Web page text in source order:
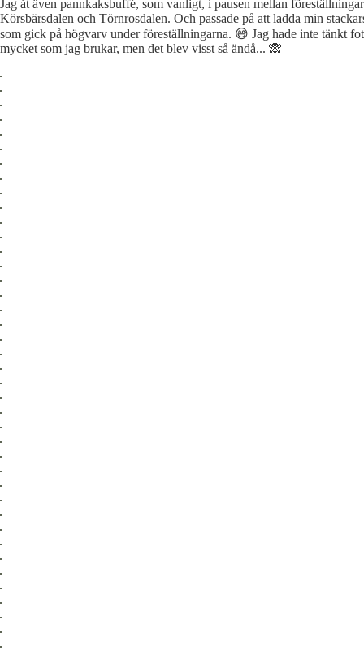
Jag åt även pannkaksbuffé, som vanligt, i pausen mellan
Körsbärsdalen och Törnrosdalen. Och passade på att ladda min
som gick på högvarv under föreställningarna. 😅 Jag hade inte tänkt
mycket som jag brukar, men det blev visst så ändå... 🙈